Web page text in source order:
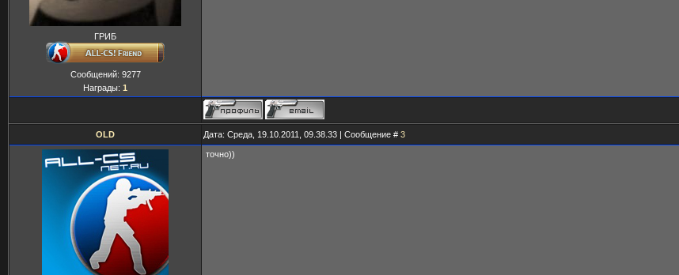
ГРИБ
Сообщений: 9277
Награды: 1
OLD Дата: Среда, 19.10.2011, 09.38.33 | Сообщение # 3
точно))